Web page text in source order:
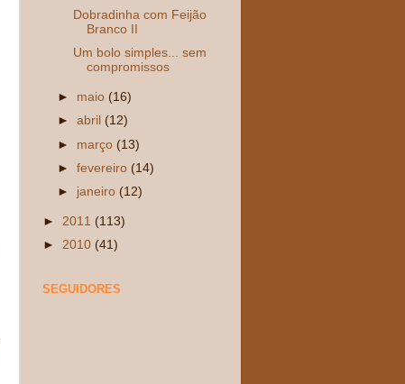
Dobradinha com Feijão
Branco II
Um bolo simples... sem
compromissos
► maio (16)
►abril (12)
► março (13)
►fevereiro (14)
► janeiro (12)
► 2011 (113)
► 2010 (41)
SEGUIDORES